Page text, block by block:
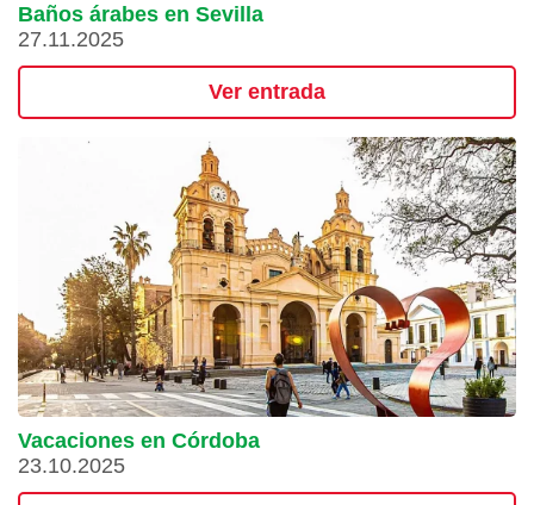
Baños árabes en Sevilla
27.11.2025
Ver entrada
Vacaciones en Córdoba
23.10.2025